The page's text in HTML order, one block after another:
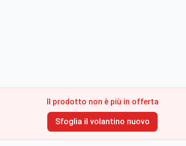
Il prodotto non è più in offerta
Sfoglia il volantino nuovo